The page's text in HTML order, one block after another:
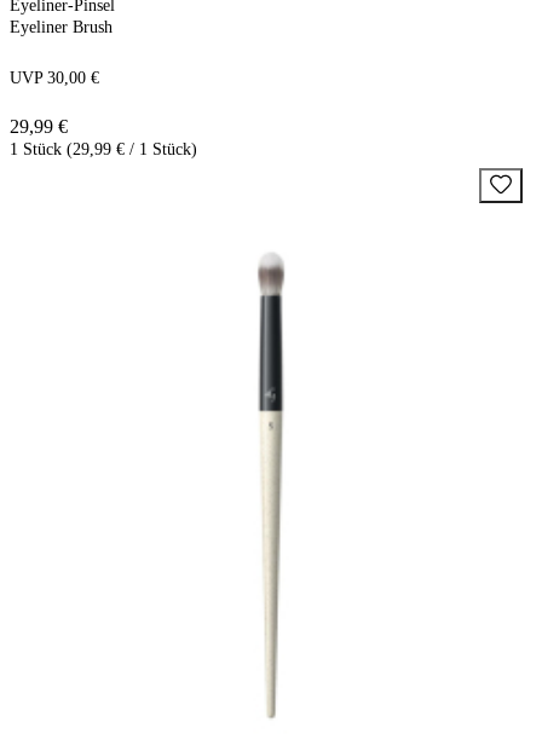
Eyeliner-Pinsel
Eyeliner Brush
UVP 30,00 €
29,99 €
1 Stück (29,99 € / 1 Stück)